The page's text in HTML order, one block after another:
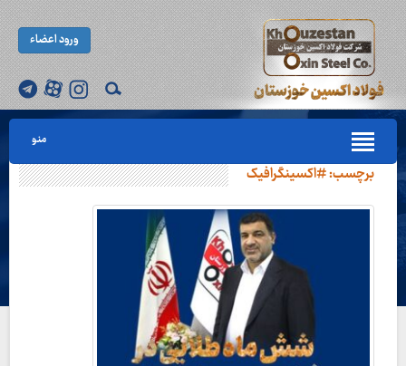
ورود اعضاء
منو
برچسب:#اکسینگرافیک